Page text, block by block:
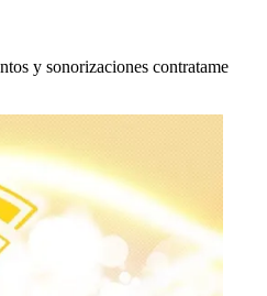
y sonorizaciones contratame